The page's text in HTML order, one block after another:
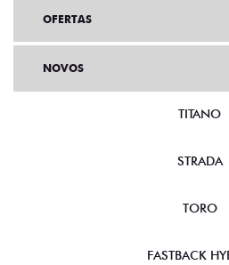
OFERTAS
NOVOS
TITANO
STRADA
TORO
FASTBACK